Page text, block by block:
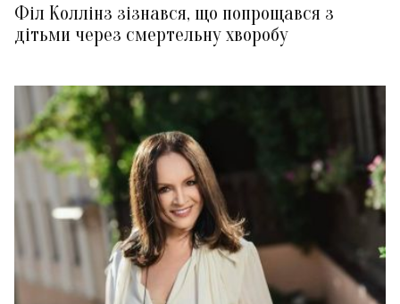
Філ Коллінз зізнався, що попрощався з
дітьми через смертельну хворобу